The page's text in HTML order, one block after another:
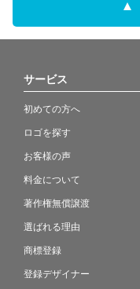
サービス
初めての方へ
ロゴを探す
お客様の声
料金について
著作権無償譲渡
選ばれる理由
商標登録
登録デザイナー